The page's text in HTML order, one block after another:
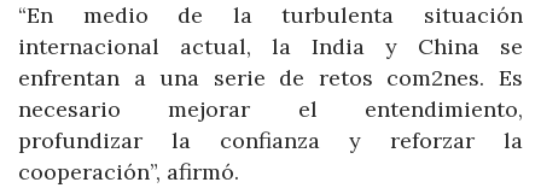
“En medio de la turbulenta situación
internacional actual, la India y China se
enfrentan a una serie de retos com2nes. Es
necesario mejorar el entendimiento,
profundizar la confianza y reforzar la
cooperación”, afirmó.